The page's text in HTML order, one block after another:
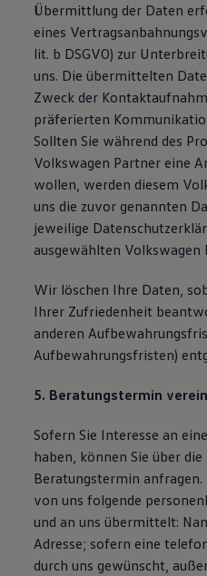
Übermittlung der Daten
eines
lit. b DSGVO) zur
uns. Die übermittelten
Zweck der
präferierten
Sollten Sie während des
Volkswagen Partner eine
wollen, werden diesem
uns die zuvor genannten
jeweilige
ausgewählten Volkswagen
Wir löschen Ihre Daten,
Ihrer Zufriedenheit
anderen
Aufbewahrungsfristen)
5. Beratungstermin
Sofern Sie Interesse an
haben, können Sie über
Beratungstermin
von uns folgende
und an uns übermittelt:
Adresse; sofern eine
durch uns gewünscht,